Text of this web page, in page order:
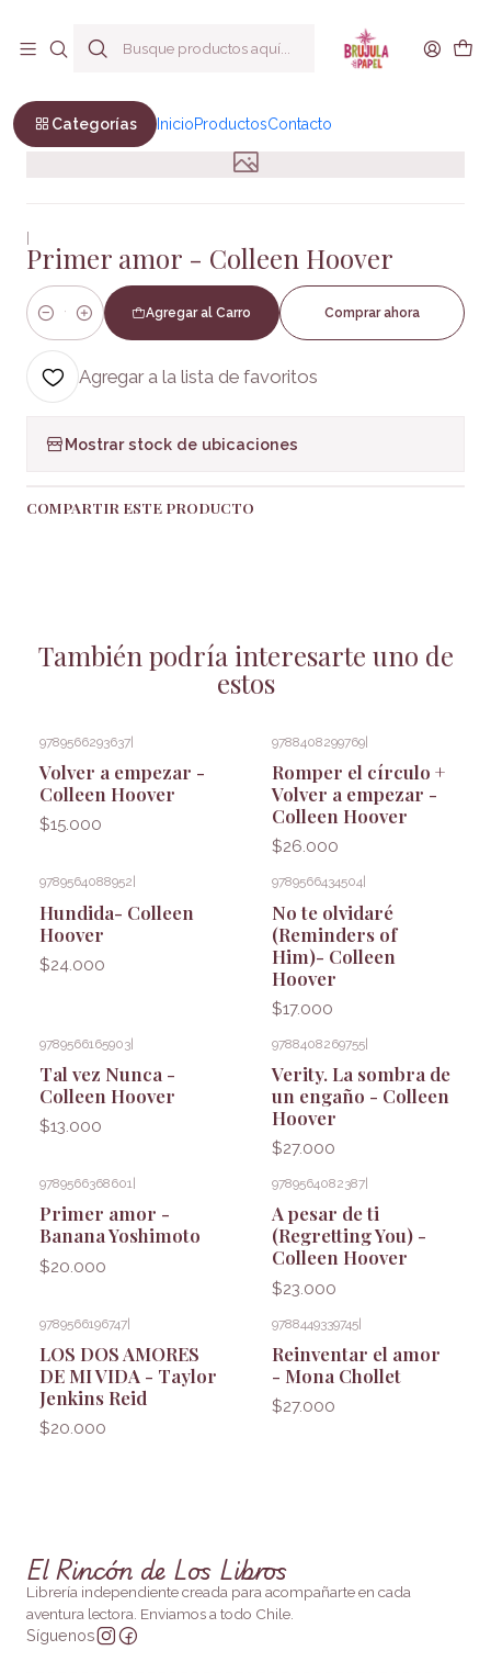
Categorías InicioProductosContacto
Novela Romántica
|
Primer amor - Colleen Hoover
Cantidad
Agregar al Carro Comprar ahora
Agregar a la lista de favoritos
Mostrar stock de ubicaciones
COMPARTIR ESTE PRODUCTO
También podría interesarte uno de
estos
9789566293637
Volver a empezar -
Colleen Hoover
$15.000
9788408299769
Romper el círculo +
Volver a empezar -
Colleen Hoover
$26.000
9789564088952
Hundida- Colleen
Hoover
$24.000
9789566434504
No te olvidaré
(Reminders of
Him)- Colleen
Hoover
$17.000
9789566165903|
Tal vez Nunca -
Colleen Hoover
$13.000
9788408269755|
Verity. La sombra de
un engaño - Colleen
Hoover
$27.000
9789566368601
Primer amor -
Banana Yoshimoto
$20.000
9789564082387
A pesar de ti
(Regretting You) -
Colleen Hoover
$23.000
9789566196747|
LOS DOS AMORES
DE MI VIDA - Taylor
Jenkins Reid
$20.000
9788449339745|
Reinventar el amor
- Mona Chollet
$27.000
El Rincón de Los Libros
Librería independiente creada para acompañarte en cada
aventura lectora. Enviamos a todo Chile.
Síguenos